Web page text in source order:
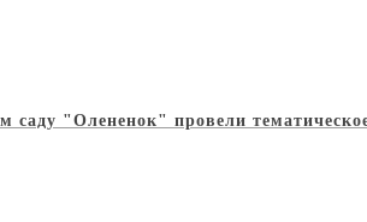
"Олененок" провели